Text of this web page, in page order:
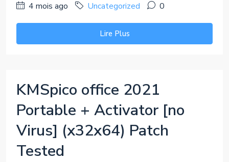
4 mois ago Uncategorized 0
Lire Plus
KMSpico office 2021
Portable + Activator [no
Virus] (x32x64) Patch
Tested